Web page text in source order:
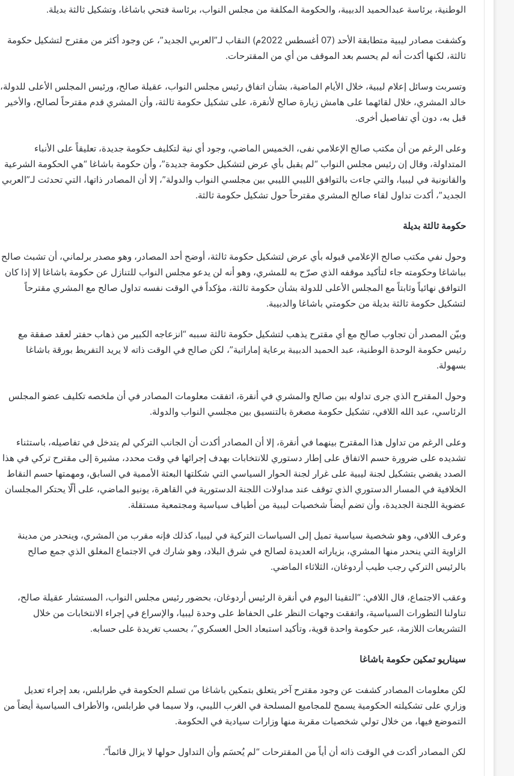
الوطنية، برئاسة عبدالحميد الدبيبة، والحكومة المكلفة من مجلس النواب، برئاسة فتحي باشاغا، وتشكيل ثالثة بديلة.
وكشفت مصادر ليبية متطابقة الأحد (07 أغسطس 2022م) النقاب لـ”العربي الجديد”، عن وجود أكثر من مقترح لتشكيل حكومة
ثالثة، لكنها أكدت أنه لم يحسم بعد الموقف من أي من المقترحات.
وتسربت وسائل إعلام ليبية، خلال الأيام الماضية، بشأن اتفاق رئيس مجلس النواب، عقيلة صالح، ورئيس المجلس الأعلى للدولة،
خالد المشري، خلال لقائهما على هامش زيارة صالح لأنقرة، على تشكيل حكومة ثالثة، وأن المشري قدم مقترحاً لصالح، والأخير
قبل به، دون أي تفاصيل أخرى.
وعلى الرغم من أن مكتب صالح الإعلامي نفى، الخميس الماضي، وجود أي نية لتكليف حكومة جديدة، تعليقاً على الأنباء
المتداولة، وقال إن رئيس مجلس النواب “لم يقبل بأي عرض لتشكيل حكومة جديدة”، وأن حكومة باشاغا “هي الحكومة الشرعية
والقانونية في ليبيا، والتي جاءت بالتوافق الليبي الليبي بين مجلسي النواب والدولة”، إلا أن المصادر ذاتها، التي تحدثت لـ”العربي
الجديد”، أكدت تداول لقاء صالح المشري مقترحاً حول تشكيل حكومة ثالثة.
حكومة ثالثة بديلة
وحول نفي مكتب صالح الإعلامي قبوله بأي عرض لتشكيل حكومة ثالثة، أوضح أحد المصادر، وهو مصدر برلماني، أن تشبث صالح
بباشاغا وحكومته جاء لتأكيد موقفه الذي صرّح به للمشري، وهو أنه لن يدعو مجلس النواب للتنازل عن حكومة باشاغا إلا إذا كان
التوافق نهائياً وثابتاً مع المجلس الأعلى للدولة بشأن حكومة ثالثة، مؤكداً في الوقت نفسه تداول صالح مع المشري مقترحاً
لتشكيل حكومة ثالثة بديلة من حكومتي باشاغا والدبيبة.
وبيّن المصدر أن تجاوب صالح مع أي مقترح يذهب لتشكيل حكومة ثالثة سببه “انزعاجه الكبير من ذهاب حفتر لعقد صفقة مع
رئيس حكومة الوحدة الوطنية، عبد الحميد الدبيبة برعاية إماراتية”، لكن صالح في الوقت ذاته لا يريد التفريط بورقة باشاغا
بسهولة.
وحول المقترح الذي جرى تداوله بين صالح والمشري في أنقرة، اتفقت معلومات المصادر في أن ملخصه تكليف عضو المجلس
الرئاسي، عبد الله اللافي، تشكيل حكومة مصغرة بالتنسيق بين مجلسي النواب والدولة.
وعلى الرغم من تداول هذا المقترح بينهما في أنقرة، إلا أن المصادر أكدت أن الجانب التركي لم يتدخل في تفاصيله، باستثناء
تشديده على ضرورة حسم الاتفاق على إطار دستوري للانتخابات بهدف إجرائها في وقت محدد، مشيرة إلى مقترح تركي في هذا
الصدد يقضي بتشكيل لجنة ليبية على غرار لجنة الحوار السياسي التي شكلتها البعثة الأممية في السابق، ومهمتها حسم النقاط
الخلافية في المسار الدستوري الذي توقف عند مداولات اللجنة الدستورية في القاهرة، يونيو الماضي، على ألّا يحتكر المجلسان
عضوية اللجنة الجديدة، وأن تضم أيضاً شخصيات ليبية من أطياف سياسية ومجتمعية مستقلة.
وعرف اللافي، وهو شخصية سياسية تميل إلى السياسات التركية في ليبيا، كذلك فإنه مقرب من المشري، وينحدر من مدينة
الزاوية التي ينحدر منها المشري، بزياراته العديدة لصالح في شرق البلاد، وهو شارك في الاجتماع المغلق الذي جمع صالح
بالرئيس التركي رجب طيب أردوغان، الثلاثاء الماضي.
وعقب الاجتماع، قال اللافي: “التقينا اليوم في أنقرة الرئيس أردوغان، بحضور رئيس مجلس النواب، المستشار عقيلة صالح،
تناولنا التطورات السياسية، واتفقت وجهات النظر على الحفاظ على وحدة ليبيا، والإسراع في إجراء الانتخابات من خلال
التشريعات اللازمة، عبر حكومة واحدة قوية، وتأكيد استبعاد الحل العسكري”، بحسب تغريدة على حسابه.
سيناريو تمكين حكومة باشاغا
لكن معلومات المصادر كشفت عن وجود مقترح آخر يتعلق بتمكين باشاغا من تسلم الحكومة في طرابلس، بعد إجراء تعديل
وزاري على تشكيلته الحكومية يسمح للمجاميع المسلحة في الغرب الليبي، ولا سيما في طرابلس، والأطراف السياسية أيضاً من
التموضع فيها، من خلال تولي شخصيات مقربة منها وزارات سيادية في الحكومة.
لكن المصادر أكدت في الوقت ذاته أن أياً من المقترحات “لم يُحسَم وأن التداول حولها لا يزال قائماً”.